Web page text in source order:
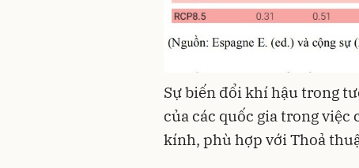
Sự biến đổi khí hậu trong
của các quốc gia trong
kính, phù hợp với Thoả